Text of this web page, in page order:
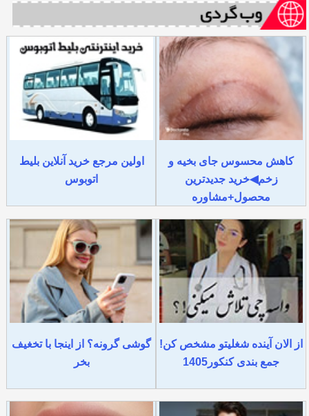
کاهش محسوس جای بخیه و
زخم◀خرید جدیدترین
محصول+مشاوره
اولین مرجع خرید آنلاین بلیط
اتوبوس
از الان آینده شغلیتو مشخص کن!
جمع بندی کنکور1405
گوشی گرونه؟ از اینجا با تخغیف
بخر